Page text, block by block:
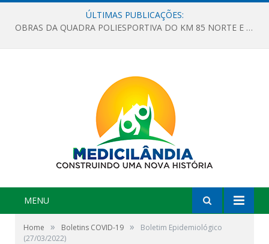
ÚLTIMAS PUBLICAÇÕES:
OBRAS DA QUADRA POLIESPORTIVA DO KM 85 NORTE E DA ESCOLA GASPAR VIANA AVANÇAM
MENU
Home » Boletins COVID-19 »
Boletim Epidemiológico
(27/03/2022)